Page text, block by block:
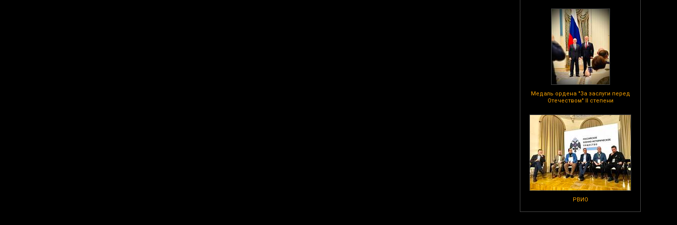
Медаль ордена "За заслуги перед
Отечеством" II степени
РВИО